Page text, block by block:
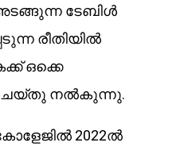
ടേബിൾ
രീതിയിൽ
ഒക്കെ
നൽകുന്നു.
2022ൽ